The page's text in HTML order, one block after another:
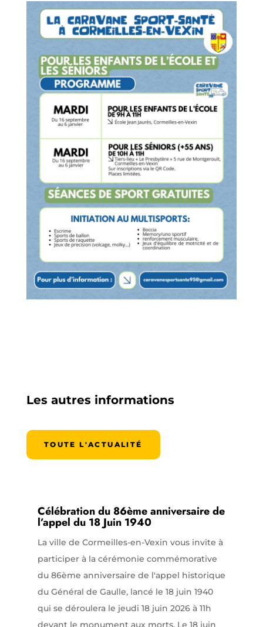
Les autres informations
TOUTE L'ACTUALITÉ
Célébration du 86ème anniversaire de
l’appel du 18 Juin 1940
La ville de Cormeilles-en-Vexin vous invite à
participer à la cérémonie commémorative
du 86ème anniversaire de l'appel historique
du Général de Gaulle, lancé le 18 juin 1940
qui se déroulera le jeudi 18 juin 2026 à 11h
devant le monument aux morts. Le 18 juin